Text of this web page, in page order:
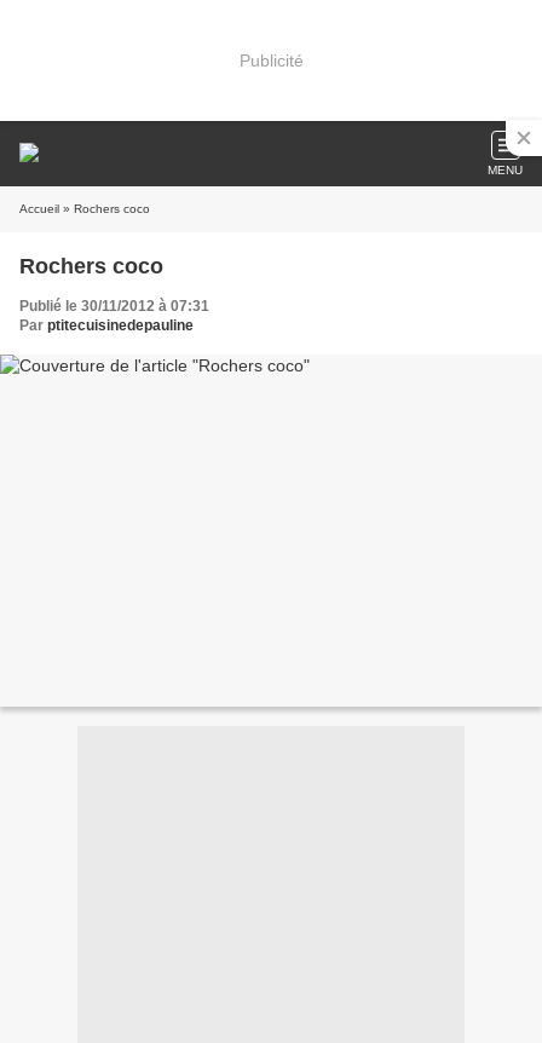
Publicité
MENU
Accueil » Rochers coco
Rochers coco
Publié le 30/11/2012 à 07:31
Par ptitecuisinedepauline